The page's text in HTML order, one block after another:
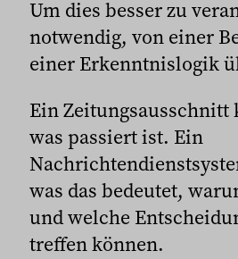
Um dies besser zu
notwendig, von einer
einer Erkenntnislogik
Ein Zeitungsausschnitt
was passiert ist. Ein
was das bedeutet,
und welche
treffen können.